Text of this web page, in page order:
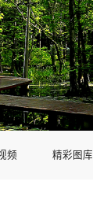
频 精彩图库